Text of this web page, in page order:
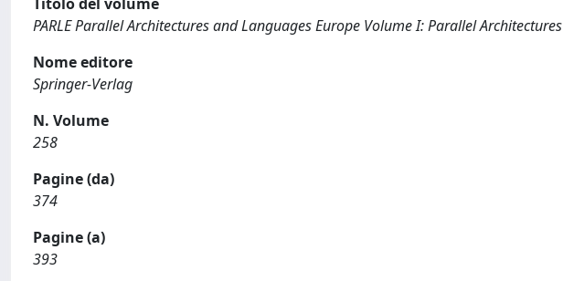
PARLE Parallel Architectures and Languages Europe Volume I: Parallel Architectures
Nome editore
Springer-Verlag
N. Volume
258
Pagine (da)
374
Pagine (a)
393